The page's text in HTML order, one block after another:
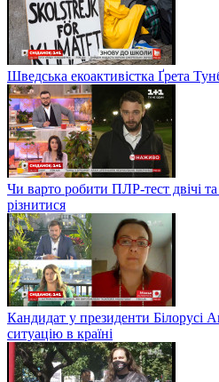
Шведська екоактивістка Ґрета
Чи варто робити ПЛР-тест двічі
різнитися
Кандидат у президенти Білорусі
ситуацію в країні